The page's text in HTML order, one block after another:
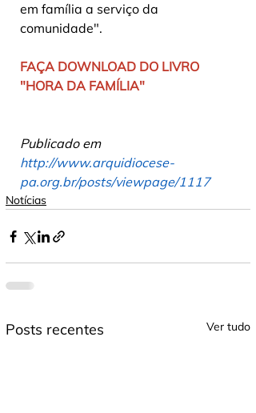
em família a serviço da
comunidade".
FAÇA DOWNLOAD DO LIVRO
"HORA DA FAMÍLIA"
Publicado em
http://www.arquidiocese-
pa.org.br/posts/viewpage/1117
Notícias
Posts recentes Ver tudo